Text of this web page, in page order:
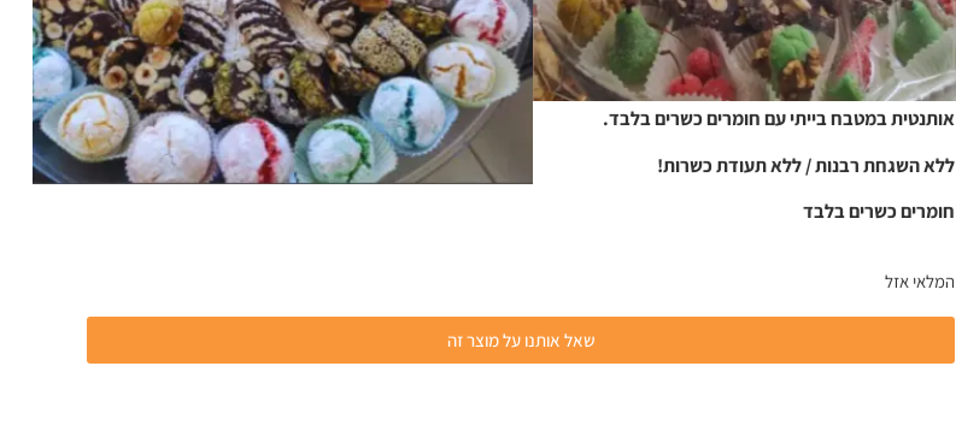
כל החומרים כשרים לפסח.
את כל העוגיות למימונה ולחינה ייספקו חברת שישיבאסקט. העוגיות בשישיבאסקט shishibasket נאפים בעבודת יד
אותנטית במטבח בייתי עם חומרים כשרים בלבד.
ללא השגחת רבנות / ללא תעודת כשרות!
חומרים כשרים בלבד
המלאי אזל
שאל אותנו על מוצר זה